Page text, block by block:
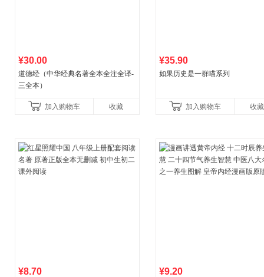
¥30.00
道德经（中华经典名著全本全注全译-
三全本）
加入购物车 收藏
¥35.90
如果历史是一群喵系列
加入购物车 收藏
¥8.70 ¥9.20